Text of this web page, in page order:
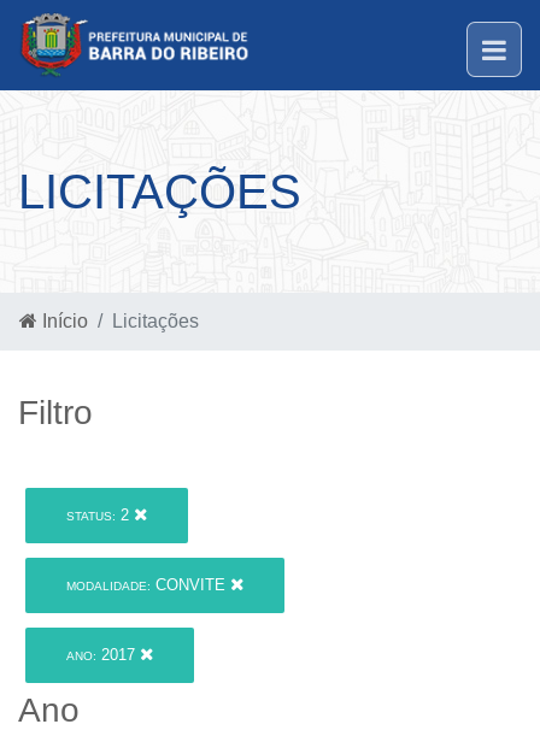
LICITAÇÕES
Início Licitações
Filtro
STATUS: 2
MODALIDADE: CONVITE
ANO: 2017
Ano